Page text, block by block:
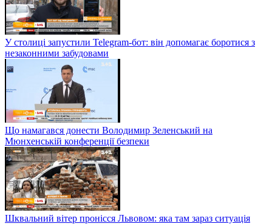
У столиці запустили Telegram-бот: він допомагає боротися з
незаконними забудовами
Що намагався донести Володимир Зеленський на
Мюнхенській конференції безпеки
Шквальний вітер пронісся Львовом: яка там зараз ситуація